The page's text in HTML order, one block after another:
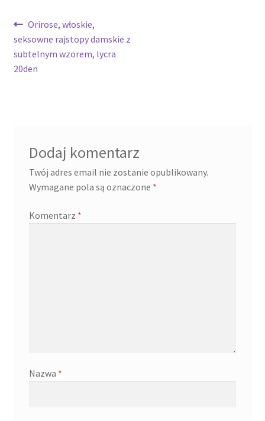
Nawigacja
wpisu
Poprzedni
wpis:
Orirose, włoskie,
seksowne rajstopy damskie z
subtelnym wzorem, lycra
20den
Dodaj komentarz
Twój adres email nie zostanie opublikowany.
Wymagane pola są oznaczone *
Komentarz *
Nazwa *